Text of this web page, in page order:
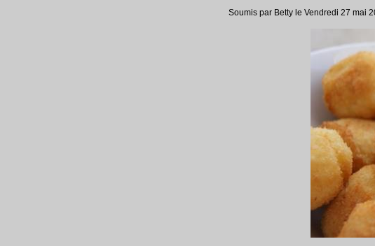
Soumis par Betty le Vendredi 27 mai